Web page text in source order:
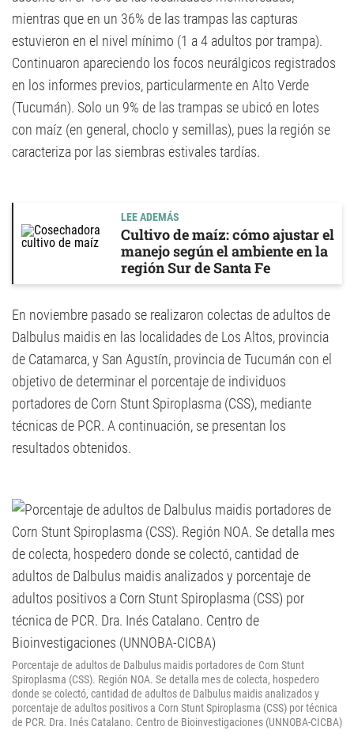
mientras que en un 36% de las trampas las capturas
estuvieron en el nivel mínimo (1 a 4 adultos por trampa).
Continuaron apareciendo los focos neurálgicos registrados
en los informes previos, particularmente en Alto Verde
(Tucumán). Solo un 9% de las trampas se ubicó en lotes
con maíz (en general, choclo y semillas), pues la región se
caracteriza por las siembras estivales tardías.
LEE ADEMÁS
Cultivo de maíz: cómo ajustar el
manejo según el ambiente en la
región Sur de Santa Fe
En noviembre pasado se realizaron colectas de adultos de
Dalbulus maidis en las localidades de Los Altos, provincia
de Catamarca, y San Agustín, provincia de Tucumán con el
objetivo de determinar el porcentaje de individuos
portadores de Corn Stunt Spiroplasma (CSS), mediante
técnicas de PCR. A continuación, se presentan los
resultados obtenidos.
Porcentaje de adultos de Dalbulus maidis portadores de Corn Stunt
Spiroplasma (CSS). Región NOA. Se detalla mes de colecta, hospedero
donde se colectó, cantidad de adultos de Dalbulus maidis analizados y
porcentaje de adultos positivos a Corn Stunt Spiroplasma (CSS) por técnica
de PCR. Dra. Inés Catalano. Centro de Bioinvestigaciones (UNNOBA-CICBA)